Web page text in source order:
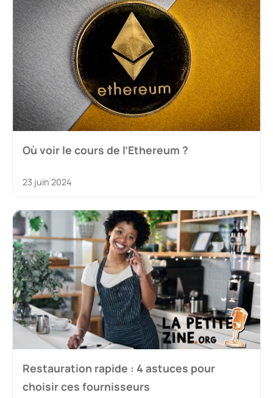
Où voir le cours de l’Ethereum ?
23 juin 2024
Restauration rapide : 4 astuces pour
choisir ces fournisseurs